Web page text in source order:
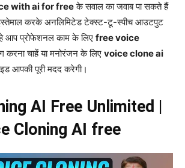
with ai for freeके सवाल का जवाब पा सकते हैं
करके अनलिमिटेड टेक्स्ट-टू-स्पीच आउटपुट
आप प्रोफेशनल काम के लिए free voice
करना चाहें या मनोरंजन के लिए voice clone ai
आपकी पूरी मदद करेगी।
AI Free Unlimited |
Cloning AI free